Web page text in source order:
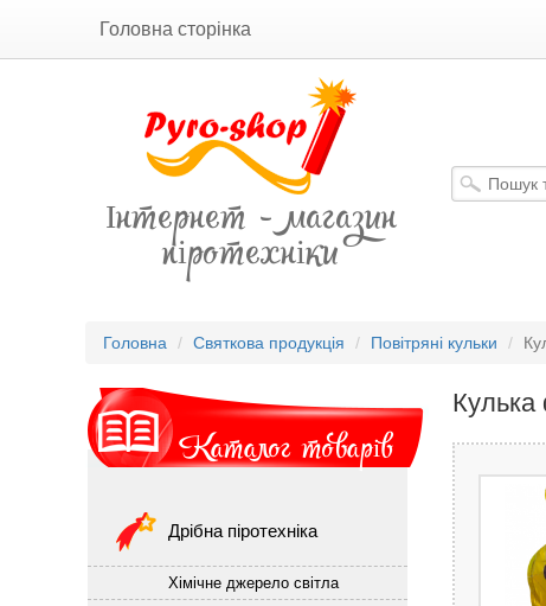
Головна сторінка
Інтернет - магазин
піротехніки
Головна Святкова продукція Повітряні кульки
Каталог товарів
Дрібна піротехніка
Хімічне джерело світла